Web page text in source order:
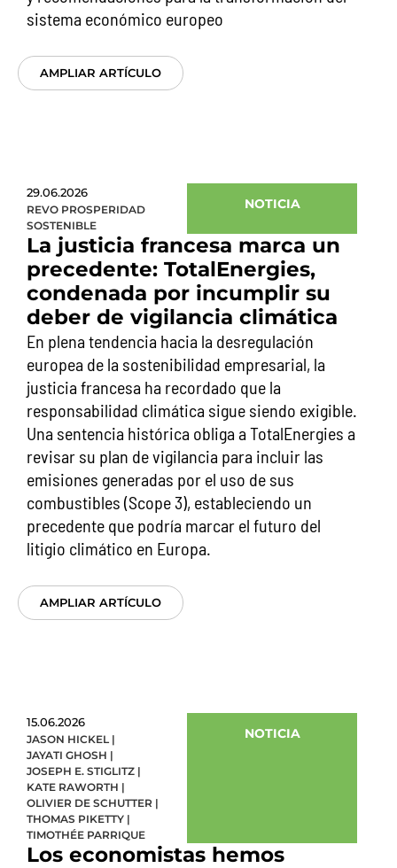
sistema económico europeo
AMPLIAR ARTÍCULO
29.06.2026
REVO PROSPERIDAD
SOSTENIBLE
NOTICIA
La justicia francesa marca un
precedente: TotalEnergies,
condenada por incumplir su
deber de vigilancia climática
En plena tendencia hacia la desregulación
europea de la sostenibilidad empresarial, la
justicia francesa ha recordado que la
responsabilidad climática sigue siendo exigible.
Una sentencia histórica obliga a TotalEnergies a
revisar su plan de vigilancia para incluir las
emisiones generadas por el uso de sus
combustibles (Scope 3), estableciendo un
precedente que podría marcar el futuro del
litigio climático en Europa.
AMPLIAR ARTÍCULO
15.06.2026
JASON HICKEL |
JAYATI GHOSH |
JOSEPH E. STIGLITZ |
KATE RAWORTH |
OLIVIER DE SCHUTTER |
THOMAS PIKETTY |
TIMOTHÉE PARRIQUE
NOTICIA
Los economistas hemos